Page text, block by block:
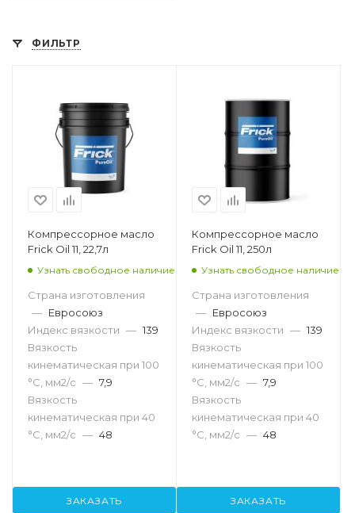
ФИЛЬТР
Компрессорное масло
Frick Oil 11, 22,7л
Узнать свободное наличие
Страна изготовления
— Евросоюз
Индекс вязкости — 139
Вязкость
кинематическая при 100
°С, мм2/с — 7,9
Вязкость
кинематическая при 40
°С, мм2/с — 48
ЗАКАЗАТЬ
Компрессорное масло
Frick Oil 11, 250л
Узнать свободное наличие
Страна изготовления
— Евросоюз
Индекс вязкости — 139
Вязкость
кинематическая при 100
°С, мм2/с — 7,9
Вязкость
кинематическая при 40
°С, мм2/с — 48
ЗАКАЗАТЬ